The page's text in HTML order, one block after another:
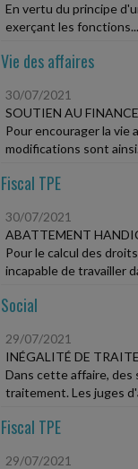
En vertu du principe
exerçant les fonctions...
Vie des affaires
30/07/2021
SOUTIEN AU
Pour encourager la vie
modifications sont
Fiscal TPE
30/07/2021
ABATTEMENT
Pour le calcul des
incapable de travailler
Social
29/07/2021
INÉGALITÉ DE
Dans cette affaire, des
traitement. Les juges
Fiscal TPE
29/07/2021